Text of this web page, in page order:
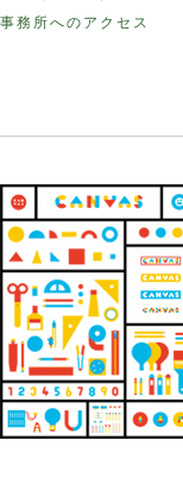
事務所へのアクセス